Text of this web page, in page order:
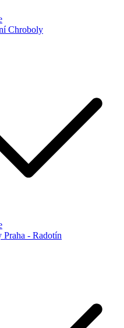
Chroboly
Praha - Radotín